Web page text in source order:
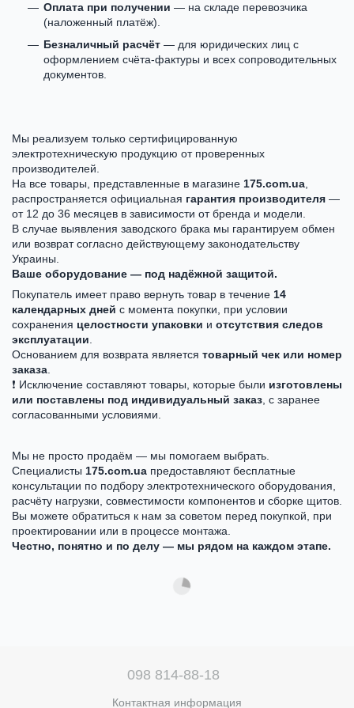
Оплата при получении — на складе перевозчика
(наложенный платёж).
Безналичный расчёт — для юридических лиц с
оформлением счёта-фактуры и всех сопроводительных
документов.
Мы реализуем только сертифицированную
электротехническую продукцию от проверенных
производителей.
На все товары, представленные в магазине 175.com.ua
распространяется официальная гарантия производителя —
от 12 до 36 месяцев в зависимости от бренда и модели.
В случае выявления заводского брака мы гарантируем обмен
или возврат согласно действующему законодательству
Украины.
Ваше оборудование — под надёжной защитой.
Покупатель имеет право вернуть товар в течение 14
календарных дней с момента покупки, при условии
сохранения целостности упаковки и отсутствия следов
эксплуатации
Основанием для возврата является товарный чек или номер
заказа
❗ Исключение составляют товары, которые были изготовлены
или поставлены под индивидуальный заказ , с заранее
согласованными условиями.
Мы не просто продаём — мы помогаем выбрать.
Специалисты 175.com.ua предоставляют бесплатные
консультации по подбору электротехнического оборудования,
расчёту нагрузки, совместимости компонентов и сборке щитов.
Вы можете обратиться к нам за советом перед покупкой, при
проектировании или в процессе монтажа.
Честно, понятно и по делу — мы рядом на каждом этапе.
098 814-88-18
Контактная информация